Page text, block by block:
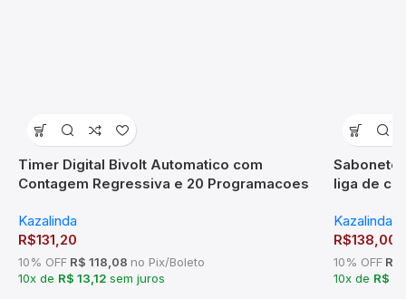
Timer Digital Bivolt Automatico com
Contagem Regressiva e 20 Programacoes
Kazalinda
R$131,20
10% OFF R$ 118,08 no Pix/Boleto
10x de R$ 13,12 sem juros
liga de
Kazalinda
R$138,00
10% OFF R$
10x de R$